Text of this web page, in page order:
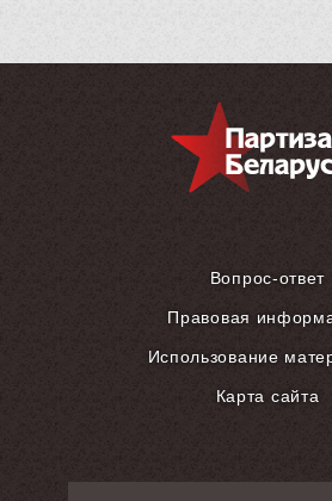
Вопрос-ответ
Правовая
Использование
Карта сайта